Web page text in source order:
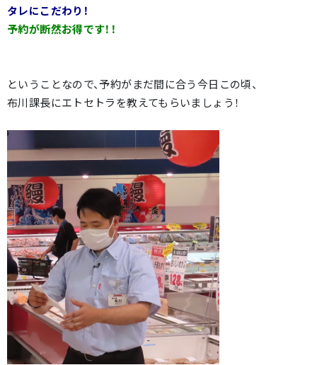
タレにこだわり！
予約が断然お得です！！
ということなので、予約がまだ間に合う今日この頃、
布川課長にエトセトラを教えてもらいましょう！